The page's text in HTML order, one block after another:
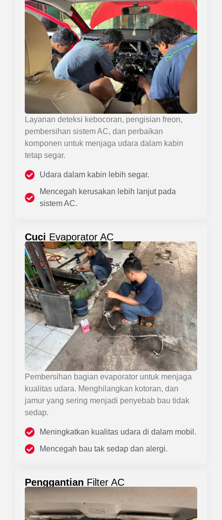
Layanan deteksi kebocoran, pengisian freon,
pembersihan sistem AC, dan perbaikan
komponen untuk menjaga udara dalam kabin
tetap segar.
Udara dalam kabin lebih segar.
Mencegah kerusakan lebih lanjut pada
sistem AC.
Cuci Evaporator AC
Pembersihan bagian evaporator untuk menjaga
kualitas udara. Menghilangkan kotoran, dan
jamur yang sering menjadi penyebab bau tidak
sedap.
Meningkatkan kualitas udara di dalam mobil.
Mencegah bau tak sedap dan alergi.
Penggantian Filter AC